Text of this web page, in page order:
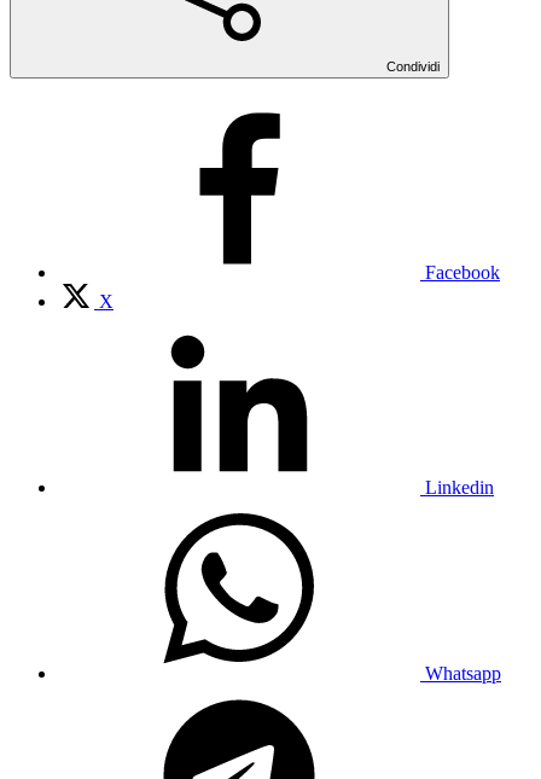
Condividi
Facebook
X
Linkedin
Whatsapp